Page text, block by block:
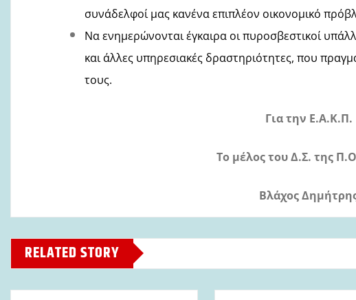
συνάδελφοί μας κανένα επιπλέον οικονομικό
Να ενημερώνονται έγκαιρα οι πυροσβεστικοί
και άλλες υπηρεσιακές δραστηριότητες, που
τους.
Για την Ε.Α.Κ.Π.
Το μέλος του Δ.Σ. της
Βλάχος
RELATED STORY